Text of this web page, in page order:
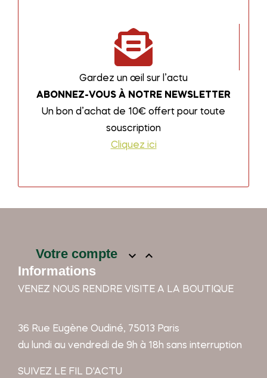
Gardez un œil sur l’actu
ABONNEZ-VOUS À NOTRE NEWSLETTER
Un bon d’achat de 10€ offert pour toute
souscription
Cliquez ici
Votre compte  
Informations
VENEZ NOUS RENDRE VISITE A LA BOUTIQUE
36 Rue Eugène Oudiné, 75013 Paris
du lundi au vendredi de 9h à 18h sans interruption
SUIVEZ LE FIL D'ACTU